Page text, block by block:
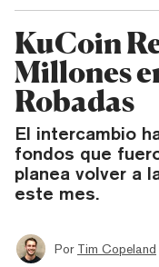
KuCoin
Millones
Robadas
El intercambio
fondos que
planea volver a
este mes.
Por Tim Copeland